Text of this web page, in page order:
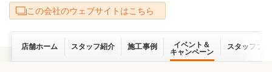
この会社のウェブサイトはこちら
店舗ホーム スタッフ紹介 施工事例
イベント＆
キャンペーン
スタッフブ